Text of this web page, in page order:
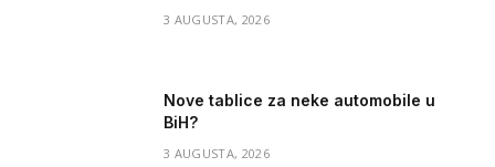
3 AUGUSTA, 2026
Nove tablice za neke automobile u
BiH?
3 AUGUSTA, 2026